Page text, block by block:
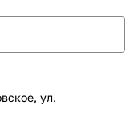
ул.